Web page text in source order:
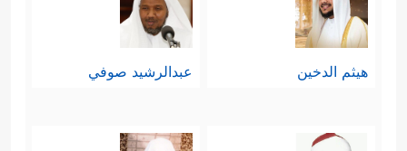
هيثم الدخين عبدالرشيد صوفي